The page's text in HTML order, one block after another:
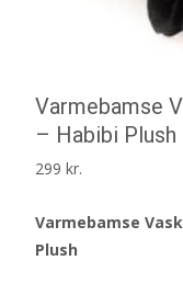
Varmebamse
– Habibi Plush
299 kr.
Varmebamse
Plush